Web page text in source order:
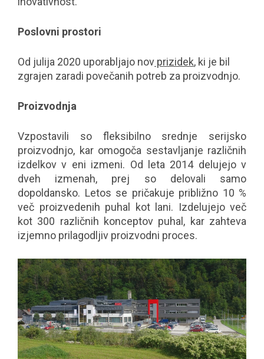
Poslovni prostori
Od julija 2020 uporabljajo nov prizidek, ki je bil
zgrajen zaradi povečanih potreb za proizvodnjo.
Proizvodnja
Vzpostavili so fleksibilno srednje serijsko
proizvodnjo, kar omogoča sestavljanje različnih
izdelkov v eni izmeni. Od leta 2014 delujejo v
dveh izmenah, prej so delovali samo
dopoldansko. Letos se pričakuje približno 10 %
več proizvedenih puhal kot lani. Izdelujejo več
kot 300 različnih konceptov puhal, kar zahteva
izjemno prilagodljiv proizvodni proces.